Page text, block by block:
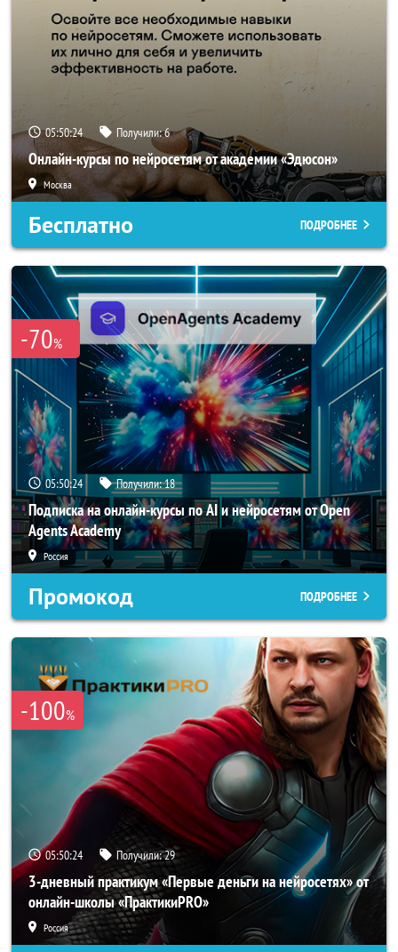
05:50:24 Получили:6
Онлайн-курсы по нейросетям от академии «Эдюсон»
Москва
Бесплатно ПОДРОБНЕЕ
-70%
05:50:24 Получили:18
Подписка на онлайн-курсы по AI и нейросетям от Open
Agents Academy
Россия
Промокод ПОДРОБНЕЕ
-100%
05:50:24 Получили:29
3-дневный практикум «Первые деньги на нейросетях» от
онлайн-школы «ПрактикиPRO»
Россия